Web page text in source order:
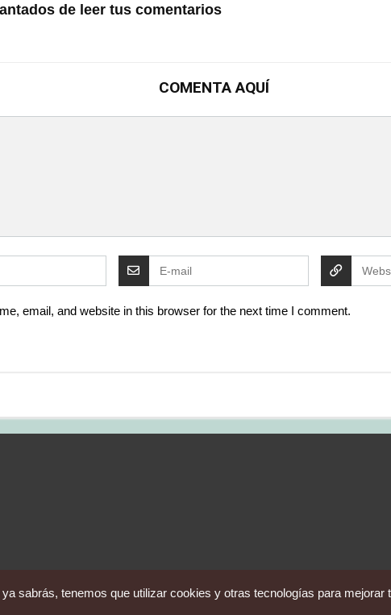
de leer tus comentarios
COMENTA AQUÍ
email, and website in this browser for the next time I comment.
sabrás, tenemos que utilizar cookies y otras tecnologías para mejorar